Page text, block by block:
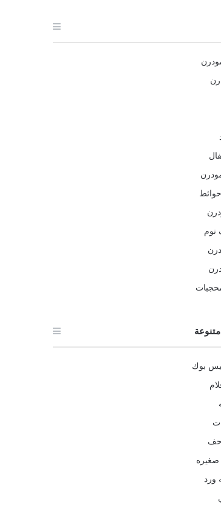
بوك
صغيره
ورد